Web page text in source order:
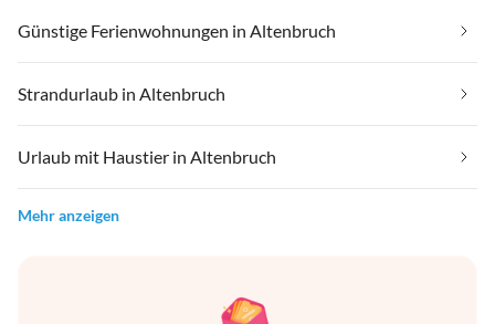
Günstige Ferienwohnungen in Altenbruch
Strandurlaub in Altenbruch
Urlaub mit Haustier in Altenbruch
Mehr anzeigen